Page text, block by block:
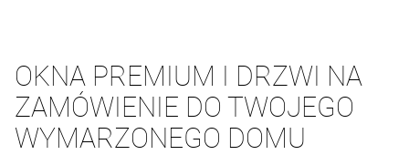
OKNA PREMIUM I DRZWI NA
ZAMÓWIENIE DO TWOJEGO
WYMARZONEGO DOMU